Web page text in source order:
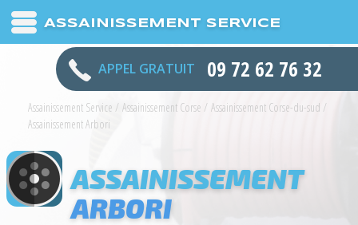
ASSAINISSEMENT SERVICE
APPEL GRATUIT 09 72 62 76 32
Assainissement Service / Assainissement Corse / Assainissement Corse-du-sud /
Assainissement Arbori
ASSAINISSEMENT
ARBORI